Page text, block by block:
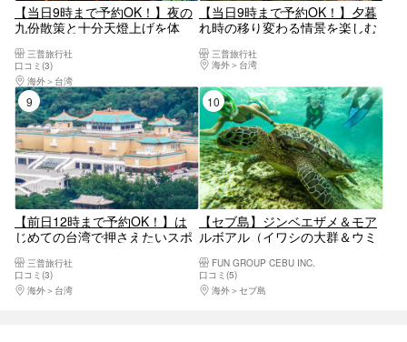
【当日9時まで予約OK！】夜の
九份散策と十分天燈上げを体
イントに楽しむナイトツアー＜
日本語ガイド・士林夜市やマッ
サージ店で解散OK＞
三普旅行社
口コミ(3)
海外
台湾
【当日9時まで予約OK！】夕暮
れ時の移り変わる情景を楽しむ
ガイド・士林夜市やマッサージ
店で解散OK＞
三普旅行社
海外
台湾
9位
【前日12時まで予約OK！】は
じめての台湾で押さえたいスポ
（鼎泰豊ランチ付き）＜日本語
ガイド＞
三普旅行社
口コミ(3)
海外
台湾
10位
【セブ島】ジンベエザメ＆モア
ルボアル（イワシの大群＆ウミ
ツアー
FUN GROUP CEBU INC.
口コミ(5)
海外
セブ島